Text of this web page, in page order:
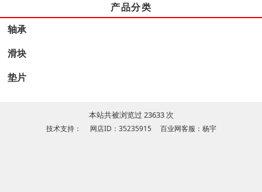
产品分类
轴承
滑块
垫片
本站共被浏览过 23633 次
技术支持： 网店ID：35235915 百业网客服：杨宇